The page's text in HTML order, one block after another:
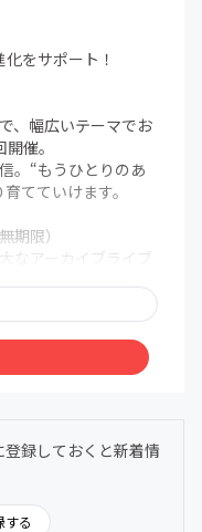
をサポート！
、幅広いテーマでお
催。
。“もうひとりのあ
てていけます。
期限）
なアーカイブライブ
でアクセスできま
的に気づきや学び
録しておくと新着情
する